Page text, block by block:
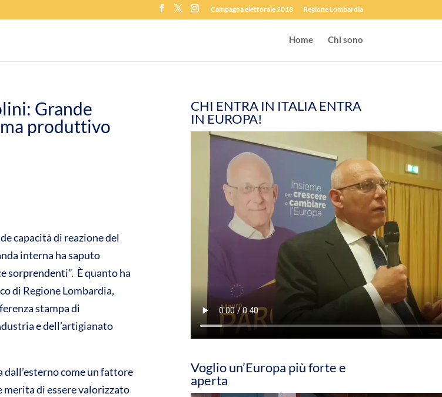
Campagna elettorale 2018 Regione Lombardia
Home Chi sono
Grande
produttivo
capacità di reazione del
interna ha saputo
sorprendenti”. È quanto ha
di Regione Lombardia,
stampa di
e dell’artigianato
dall’esterno come un fattore
di essere valorizzato
CHI ENTRA IN ITALIA ENTRA
IN EUROPA!
Voglio un’Europa più forte e
aperta